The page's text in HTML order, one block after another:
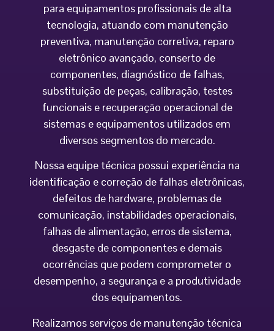
para equipamentos profissionais de alta
tecnologia, atuando com manutenção
preventiva, manutenção corretiva, reparo
eletrônico avançado, conserto de
componentes, diagnóstico de falhas,
substituição de peças, calibração, testes
funcionais e recuperação operacional de
sistemas e equipamentos utilizados em
diversos segmentos do mercado.
Nossa equipe técnica possui experiência na
identificação e correção de falhas eletrônicas,
defeitos de hardware, problemas de
comunicação, instabilidades operacionais,
falhas de alimentação, erros de sistema,
desgaste de componentes e demais
ocorrências que podem comprometer o
desempenho, a segurança e a produtividade
dos equipamentos.
Realizamos serviços de manutenção técnica